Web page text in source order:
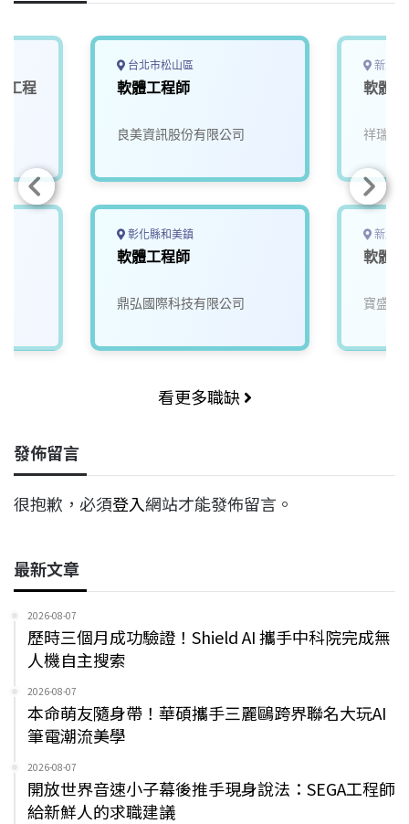
工程
台北市松山區
軟體工程師
良美資訊股份有限公司
彰化縣和美鎮
軟體工程師
鼎弘國際科技有限公司
新北
軟體
祥瑞精
新北
軟體
寶盛國
看更多職缺
發佈留言
很抱歉，必須登入網站才能發佈留言。
最新文章
2026-08-07
歷時三個月成功驗證！Shield AI 攜手中科院完成無
人機自主搜索
2026-08-07
本命萌友隨身帶！華碩攜手三麗鷗跨界聯名大玩AI
筆電潮流美學
2026-08-07
開放世界音速小子幕後推手現身說法：SEGA工程師
給新鮮人的求職建議